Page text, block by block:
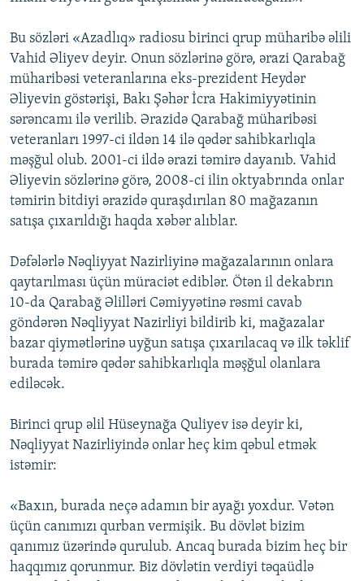
Bu sözləri «Azadlıq» radiosu birinci qrup müharibə əlili
Vahid Əliyev deyir. Onun sözlərinə görə, ərazi Qarabağ
müharibəsi veteranlarına eks-prezident Heydər
Əliyevin göstərişi, Bakı Şəhər İcra Hakimiyyətinin
sərəncamı ilə verilib. Ərazidə Qarabağ müharibəsi
veteranları 1997-ci ildən 14 ilə qədər sahibkarlıqla
məşğul olub. 2001-ci ildə ərazi təmirə dayanıb. Vahid
Əliyevin sözlərinə görə, 2008-ci ilin oktyabrında onlar
təmirin bitdiyi ərazidə quraşdırılan 80 mağazanın
satışa çıxarıldığı haqda xəbər alıblar.
Dəfələrlə Nəqliyyat Nazirliyinə mağazalarının onlara
qaytarılması üçün müraciət ediblər. Ötən il dekabrın
10-da Qarabağ Əlilləri Cəmiyyətinə rəsmi cavab
göndərən Nəqliyyat Nazirliyi bildirib ki, mağazalar
bazar qiymətlərinə uyğun satışa çıxarılacaq və ilk təklif
burada təmirə qədər sahibkarlıqla məşğul olanlara
ediləcək.
Birinci qrup əlil Hüseynağa Quliyev isə deyir ki,
Nəqliyyat Nazirliyində onlar heç kim qəbul etmək
istəmir:
«Baxın, burada neçə adamın bir ayağı yoxdur. Vətən
üçün canımızı qurban vermişik. Bu dövlət bizim
qanımız üzərində qurulub. Ancaq burada bizim heç bir
haqqımız qorunmur. Biz dövlətin verdiyi təqaüdlə